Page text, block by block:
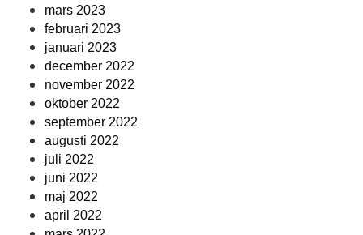
mars 2023
februari 2023
januari 2023
december 2022
november 2022
oktober 2022
september 2022
augusti 2022
juli 2022
juni 2022
maj 2022
april 2022